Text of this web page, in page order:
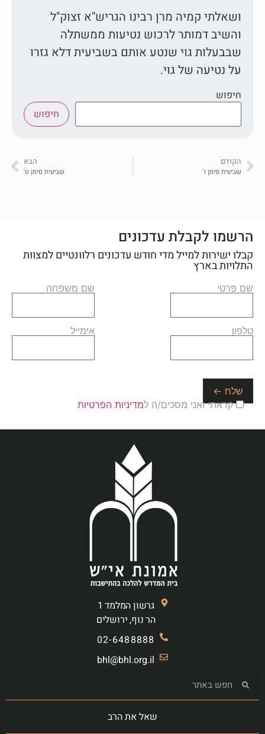
ושאלתי קמיה מרן רבינו הגריש"א זצוק"ל
והשיב דמותר לרכוש נטיעות ממשתלה
שבבעלות גוי שנטע אותם בשביעית דלא גזרו
על נטיעה של גוי.
חיפוש
חיפוש
הקודם
שביעית סימן ו'
הבא
שביעית סימן ט'
הרשמו לקבלת עדכונים
קבלו ישירות למייל מדי חודש עדכונים רלוונטיים למצוות
התלויות בארץ
שם פרטי שם משפחה
טלפון אימייל
קראתי ואני מסכים/ה למדיניות הפרטיות
גרשון המלמד 1
הר נוף, ירושלים
02-6488888
bhl@bhl.org.il
שאל את הרב